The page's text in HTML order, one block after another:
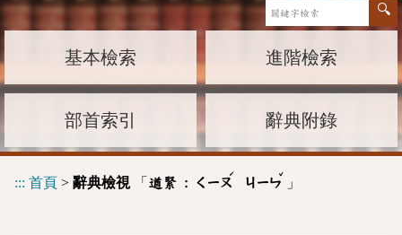
基本檢索 進階檢索
部首索引 辭典附錄
::: 首頁 > 辭典檢視「 遒緊 : ㄑㄧㄡ
ˊ
ㄐㄧㄣ
ˇ
」